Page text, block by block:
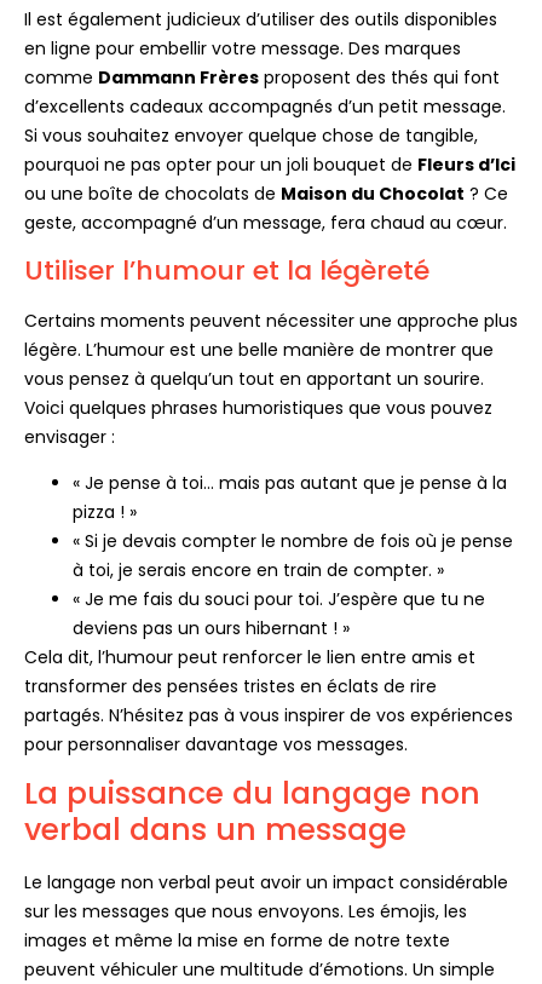
Il est également judicieux d’utiliser des outils disponibles
en ligne pour embellir votre message. Des marques
comme Dammann Frères proposent des thés qui font
d’excellents cadeaux accompagnés d’un petit message.
Si vous souhaitez envoyer quelque chose de tangible,
pourquoi ne pas opter pour un joli bouquet de Fleurs d’Ici
ou une boîte de chocolats de Maison du Chocolat ? Ce
geste, accompagné d’un message, fera chaud au cœur.
Utiliser l’humour et la légèreté
Certains moments peuvent nécessiter une approche plus
légère. L’humour est une belle manière de montrer que
vous pensez à quelqu’un tout en apportant un sourire.
Voici quelques phrases humoristiques que vous pouvez
envisager :
« Je pense à toi… mais pas autant que je pense à la
pizza ! »
« Si je devais compter le nombre de fois où je pense
à toi, je serais encore en train de compter. »
« Je me fais du souci pour toi. J’espère que tu ne
deviens pas un ours hibernant ! »
Cela dit, l’humour peut renforcer le lien entre amis et
transformer des pensées tristes en éclats de rire
partagés. N’hésitez pas à vous inspirer de vos expériences
pour personnaliser davantage vos messages.
La puissance du langage non
verbal dans un message
Le langage non verbal peut avoir un impact considérable
sur les messages que nous envoyons. Les émojis, les
images et même la mise en forme de notre texte
peuvent véhiculer une multitude d’émotions. Un simple